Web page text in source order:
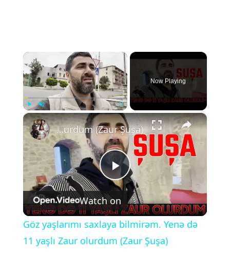
×
Play Unmute Fullscreen
Now Playing
×
P
l
a
Göz yaşlarımı saxlaya bilmirəm. Yenə də 11 yaşlı Zaur olurdum (Zaur Şuşa)
Watch on
Göz yaşlarımı saxlaya bilmirəm. Yenə də
11 yaşlı Zaur olurdum (Zaur Şuşa)